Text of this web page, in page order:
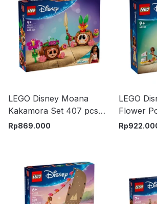
LEGO Disney Moana
Kakamora Set 407 pcs
43293 - Cokelat
Rp869.000
LEGO
Flower
Rp